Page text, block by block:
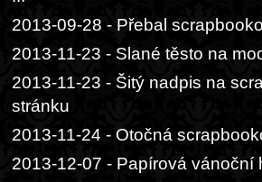
2013-09-28 - Přebal
2013-11-23 - Slané těsto na
2013-11-23 - Šitý nadpis na
stránku
2013-11-24 - Otočná
2013-12-07 - Papírová vánoční